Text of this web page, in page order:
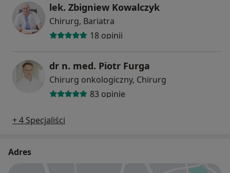
lek. Zbigniew Kowalczyk
Chirurg, Bariatra
18 opinii
dr n. med. Piotr Furga
Chirurg onkologiczny, Chirurg
83 opinie
+ 4 Specjaliści
Adres